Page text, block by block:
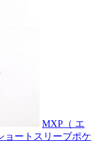
MXP（ エ
ートスリーブポケ